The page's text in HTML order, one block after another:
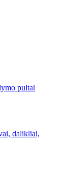
pultai
dalikliai,